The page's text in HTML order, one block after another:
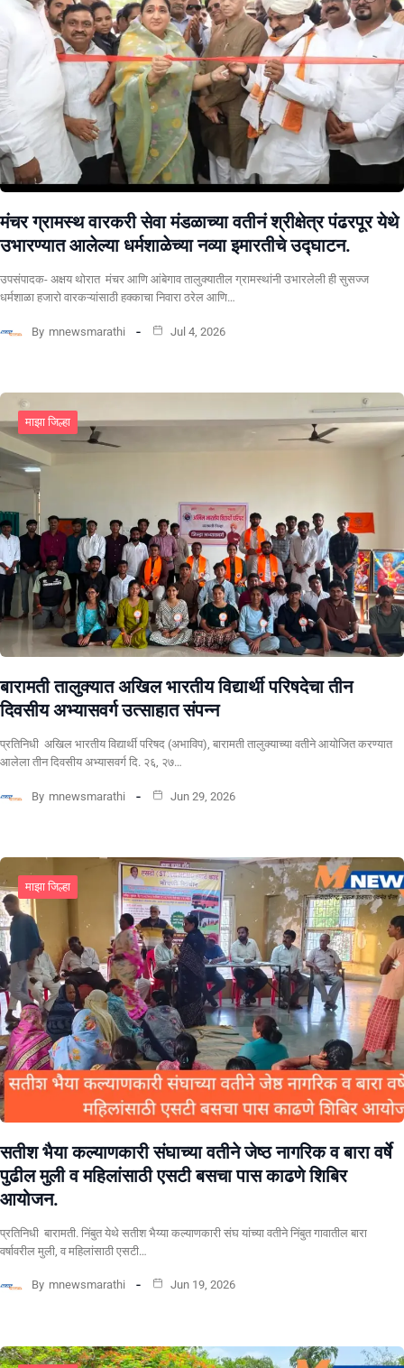
मंचर ग्रामस्थ वारकरी सेवा मंडळाच्या वतीनं श्रीक्षेत्र पंढरपूर येथे
उभारण्यात आलेल्या धर्मशाळेच्या नव्या इमारतीचे उद्घाटन.
उपसंपादक- अक्षय थोरात मंचर आणि आंबेगाव तालुक्यातील ग्रामस्थांनी उभारलेली ही सुसज्ज
धर्मशाळा हजारो वारकऱ्यांसाठी हक्काचा निवारा ठरेल आणि…
By mnewsmarathi Jul 4, 2026
माझा जिल्हा
बारामती तालुक्यात अखिल भारतीय विद्यार्थी परिषदेचा तीन
दिवसीय अभ्यासवर्ग उत्साहात संपन्न
प्रतिनिधी अखिल भारतीय विद्यार्थी परिषद (अभाविप), बारामती तालुक्याच्या वतीने आयोजित करण्यात
आलेला तीन दिवसीय अभ्यासवर्ग दि. २६, २७…
By mnewsmarathi Jun 29, 2026
माझा जिल्हा
सतीश भैया कल्याणकारी संघाच्या वतीने जेष्ठ नागरिक व बारा वर्षे
पुढील मुली व महिलांसाठी एसटी बसचा पास काढणे शिबिर
आयोजन.
प्रतिनिधी बारामती. निंबुत येथे सतीश भैय्या कल्याणकारी संघ यांच्या वतीने निंबुत गावातील बारा
वर्षावरील मुली, व महिलांसाठी एसटी…
By mnewsmarathi Jun 19, 2026